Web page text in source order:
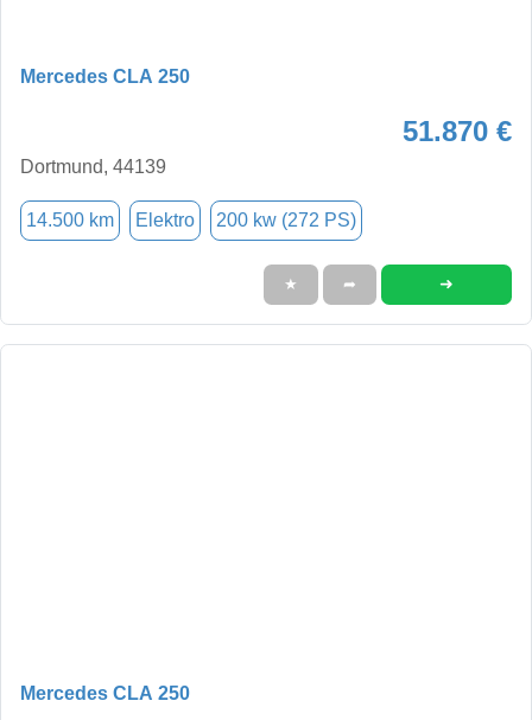
Mercedes CLA 250
51.870 €
Dortmund, 44139
14.500 km Elektro 200 kw (272 PS)
★ ➦ ➜
Mercedes CLA 250